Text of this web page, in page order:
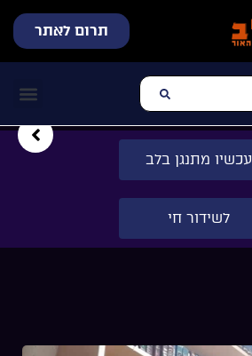
תרום לאתר
עכשיו מתנגן בלב
לשידור חי